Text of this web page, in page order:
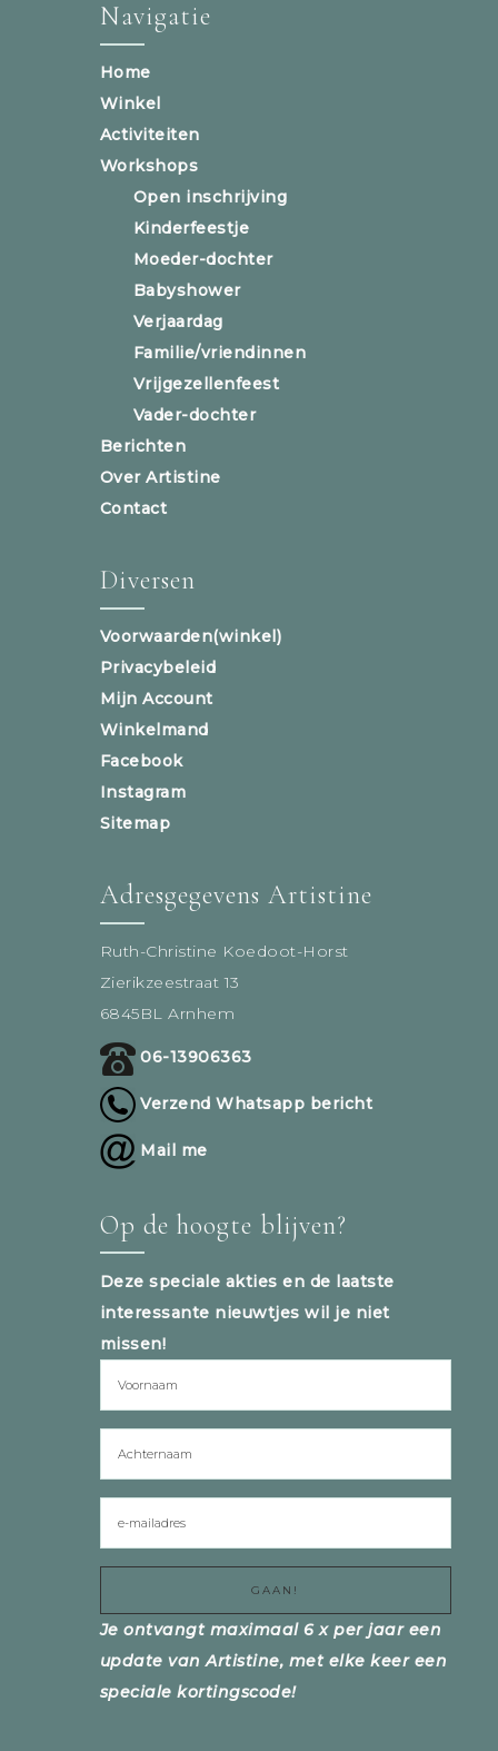
Navigatie
Home
Winkel
Activiteiten
Workshops
Open inschrijving
Kinderfeestje
Moeder-dochter
Babyshower
Verjaardag
Familie/vriendinnen
Vrijgezellenfeest
Vader-dochter
Berichten
Over Artistine
Contact
Diversen
Voorwaarden(winkel)
Privacybeleid
Mijn Account
Winkelmand
Facebook
Instagram
Sitemap
Adresgegevens Artistine
Ruth-Christine Koedoot-Horst
Zierikzeestraat 13
6845BL Arnhem
06-13906363
Verzend Whatsapp bericht
Mail me
Op de hoogte blijven?
Deze speciale akties en de laatste
interessante nieuwtjes wil je niet
missen!
Je ontvangt maximaal 6 x per jaar een
update van Artistine, met elke keer een
speciale kortingscode!